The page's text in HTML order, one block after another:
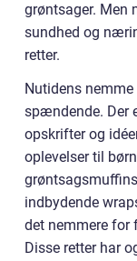
grøntsager. Men
sundhed og
retter.
Nutidens
spændende. Der
opskrifter og
oplevelser til
indbydende
det nemmere for
Disse retter har